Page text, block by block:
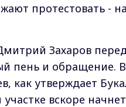
протестовать -
Захаров
пень и обращение. В
как утверждает
вскоре